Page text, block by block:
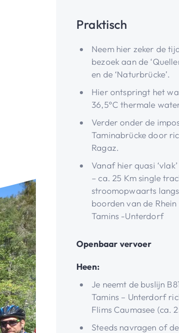
Praktisch
Neem hier zeker de
bezoek aan de
en de ‘Naturbrücke’.
Hier ontspringt het
36,5°C thermale
Verder onder de
Taminabrücke door
Ragaz.
Vanaf hier quasi
– ca. 25 Km single
stroomopwaarts
boorden van de
Tamins -Unterdorf
Openbaar vervoer
Heen:
Je neemt de buslijn
Tamins – Unterdorf
Flims Caumasee (ca.
Steeds navragen of de